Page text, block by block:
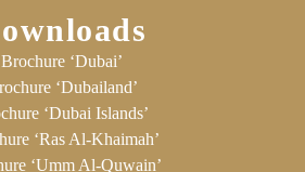
Brochure ‘Dubai’
‘Dubailand’
‘Dubai Islands’
‘Ras Al-Khaimah’
‘Umm Al-Quwain’